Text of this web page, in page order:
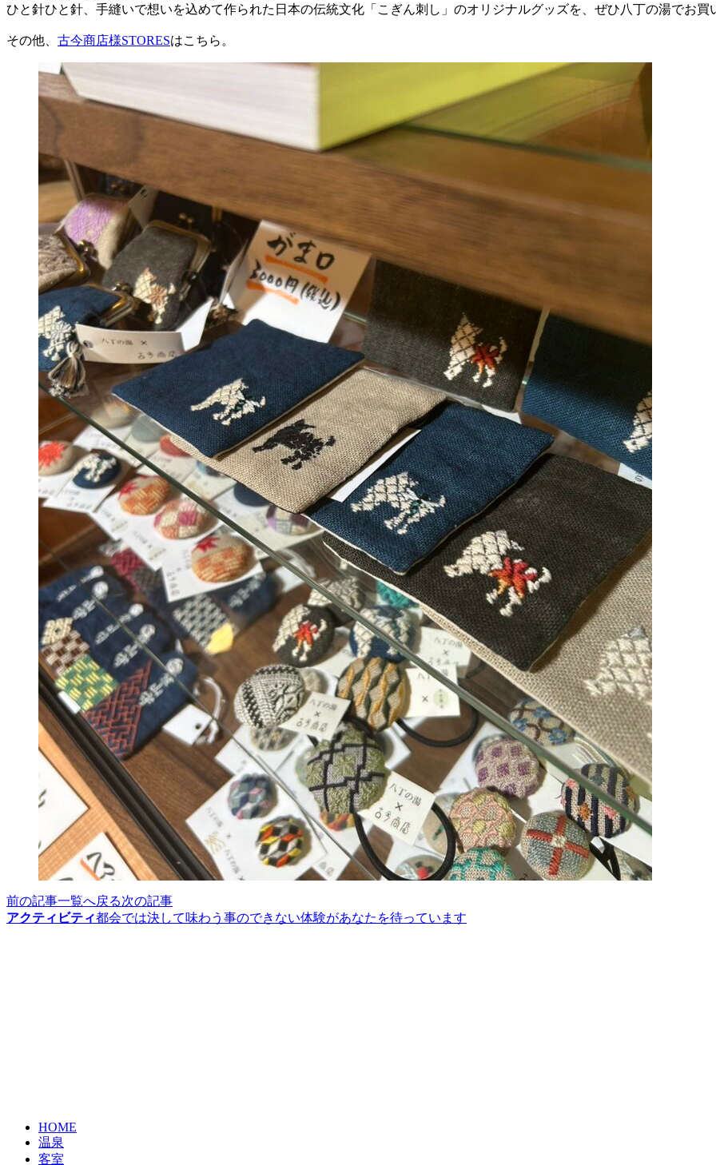
ひと針ひと針、手縫いで想いを込めて作られた日本の伝統文化「こぎん刺し」のオリジナルグッズを、ぜひ八丁の湯でお買
その他、 古今商店様STORESはこちら。
前の記事一覧へ戻る次の記事
アクティビティ都会では決して味わう事のできない体験があなたを待っています
HOME
温泉
客室